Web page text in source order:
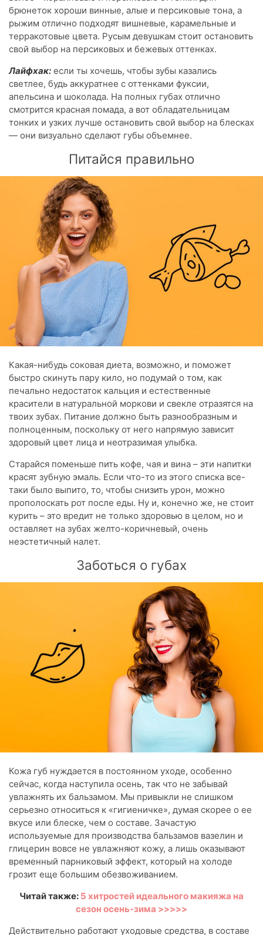
брюнеток хороши винные, алые и персиковые тона, а
рыжим отлично подходят вишневые, карамельные и
терракотовые цвета. Русым девушкам стоит остановить
свой выбор на персиковых и бежевых оттенках.
Лайфхак: если ты хочешь, чтобы зубы казались
светлее, будь аккуратнее с оттенками фуксии,
апельсина и шоколада. На полных губах отлично
смотрится красная помада, а вот обладательницам
тонких и узких лучше остановить свой выбор на блесках
— они визуально сделают губы объемнее.
Питайся правильно
Какая-нибудь соковая диета, возможно, и поможет
быстро скинуть пару кило, но подумай о том, как
печально недостаток кальция и естественные
красители в натуральной моркови и свекле отразятся на
твоих зубах. Питание должно быть разнообразным и
полноценным, поскольку от него напрямую зависит
здоровый цвет лица и неотразимая улыбка.
Старайся поменьше пить кофе, чая и вина – эти напитки
красят зубную эмаль. Если что-то из этого списка все-
таки было выпито, то, чтобы снизить урон, можно
прополоскать рот после еды. Ну и, конечно же, не стоит
курить – это вредит не только здоровью в целом, но и
оставляет на зубах желто-коричневый, очень
неэстетичный налет.
Заботься о губах
Кожа губ нуждается в постоянном уходе, особенно
сейчас, когда наступила осень, так что не забывай
увлажнять их бальзамом. Мы привыкли не слишком
серьезно относиться к «гигиеничке», думая скорее о ее
вкусе или блеске, чем о составе. Зачастую
используемые для производства бальзамов вазелин и
глицерин вовсе не увлажняют кожу, а лишь оказывают
временный парниковый эффект, который на холоде
грозит еще большим обезвоживанием.
Читай также: 5 хитростей идеального макияжа на
сезон осень-зима >>>>>
Действительно работают уходовые средства, в составе